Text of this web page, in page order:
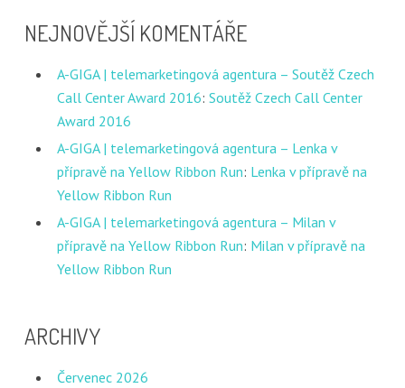
NEJNOVĚJŠÍ KOMENTÁŘE
A-GIGA | telemarketingová agentura – Soutěž Czech
Call Center Award 2016: Soutěž Czech Call Center
Award 2016
A-GIGA | telemarketingová agentura – Lenka v
přípravě na Yellow Ribbon Run: Lenka v přípravě na
Yellow Ribbon Run
A-GIGA | telemarketingová agentura – Milan v
přípravě na Yellow Ribbon Run: Milan v přípravě na
Yellow Ribbon Run
ARCHIVY
Červenec 2026